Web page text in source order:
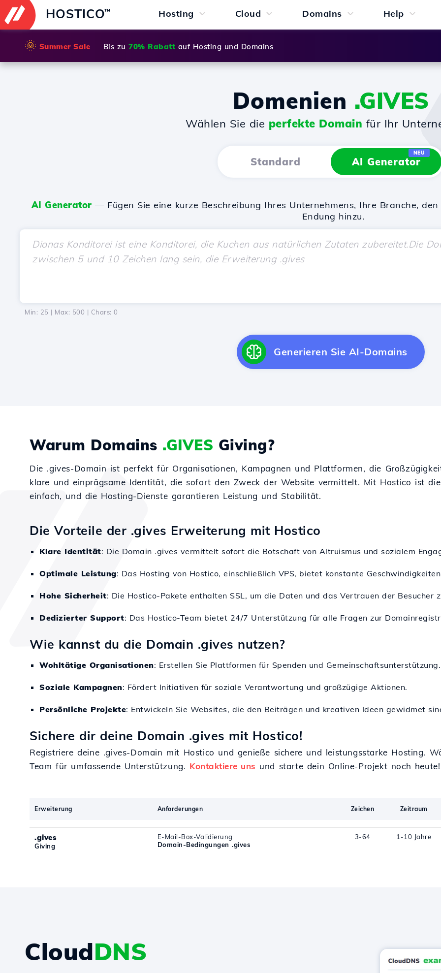
HOSTICO™ Hosting Cloud Domains Help
🌞 Summer Sale — Bis zu 70% Rabatt auf Hosting und Domains
Domenien .GIVES
Wählen Sie die perfekte Domain für Ihr
Standard AI Generator
NEU
AI Generator — Fügen Sie eine kurze Beschreibung Ihres Unternehmens, Ihre Branche,
Endung hinzu.
Min: 25 | Max: 500 | Chars: 0
Generieren Sie AI-Domains
Warum Domains .GIVES Giving?
Die .gives-Domain ist perfekt für Organisationen, Kampagnen und Plattformen, die
klare und einprägsame Identität, die sofort den Zweck der Website vermittelt. Mit Hostico ist
einfach, und die Hosting-Dienste garantieren Leistung und Stabilität.
Die Vorteile der .gives Erweiterung mit Hostico
Klare Identität: Die Domain .gives vermittelt sofort die Botschaft von Altruismus und sozialem
Optimale Leistung: Das Hosting von Hostico, einschließlich VPS, bietet konstante
Hohe Sicherheit: Die Hostico-Pakete enthalten SSL, um die Daten und das Vertrauen der Besucher
Dedizierter Support: Das Hostico-Team bietet 24/7 Unterstützung für alle Fragen zur
Wie kannst du die Domain .gives nutzen?
Wohltätige Organisationen: Erstellen Sie Plattformen für Spenden und Gemeinschaftsunterstützung.
Soziale Kampagnen: Fördert Initiativen für soziale Verantwortung und großzügige Aktionen.
Persönliche Projekte: Entwickeln Sie Websites, die den Beiträgen und kreativen Ideen gewidmet
Sichere dir deine Domain .gives mit Hostico!
Registriere deine .gives-Domain mit Hostico und genieße sichere und leistungsstarke Hosting.
Team für umfassende Unterstützung. Kontaktiere uns und starte dein Online-Projekt noch heute!
Erweiterung Anforderungen Zeichen Zeitraum
.gives
Giving
E-Mail-Box-Validierung
Domain-Bedingungen .gives
3-64 1-10 Jahre
CloudDNS